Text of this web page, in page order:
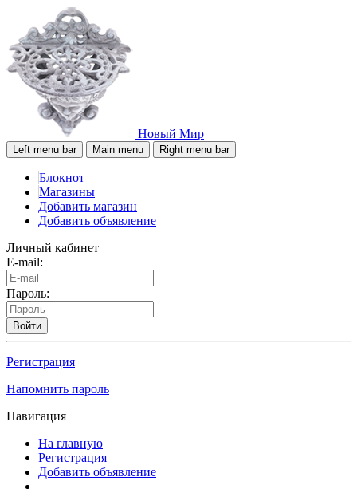
Новый Мир
Left menu bar Main menu Right menu bar
Блокнот
Магазины
Добавить магазин
Добавить объявление
Личный кабинет
E-mail:
Пароль:
Войти
Регистрация
Напомнить пароль
Навигация
На главную
Регистрация
Добавить объявление